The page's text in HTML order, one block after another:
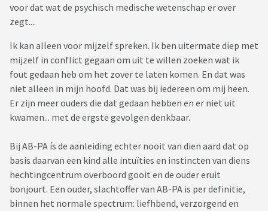
voor dat wat de psychisch medische wetenschap er over
zegt....
Ik kan alleen voor mijzelf spreken. Ik ben uitermate diep met
mijzelf in conflict gegaan om uit te willen zoeken wat ik
fout gedaan heb om het zover te laten komen. En dat was
niet alleen in mijn hoofd. Dat was bij iedereen om mij heen.
Er zijn meer ouders die dat gedaan hebben en er niet uit
kwamen... met de ergste gevolgen denkbaar.
Bij AB-PA ís de aanleiding echter nooit van dien aard dat op
basis daarvan een kind alle intuïties en instincten van diens
hechtingcentrum overboord gooit en de ouder eruit
bonjourt. Een ouder, slachtoffer van AB-PA is per definitie,
binnen het normale spectrum: liefhbend, verzorgend en